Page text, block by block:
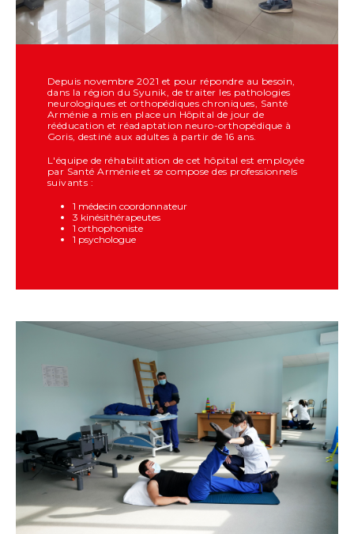
Depuis novembre 2021 et pour répondre au besoin,
dans la région du Syunik, de traiter les pathologies
neurologiques et orthopédiques chroniques, Santé
Arménie a mis en place un Hôpital de jour de
rééducation et réadaptation neuro-orthopédique à
Goris, destiné aux adultes à partir de 16 ans.
L'équipe de réhabilitation de cet hôpital est employée
par Santé Arménie et se compose des professionnels
suivants :
1 médecin coordonnateur
3 kinésithérapeutes
1 orthophoniste
1 psychologue